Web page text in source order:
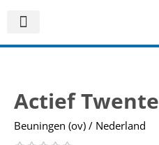
Actief Twente
Beuningen (ov) / Nederland